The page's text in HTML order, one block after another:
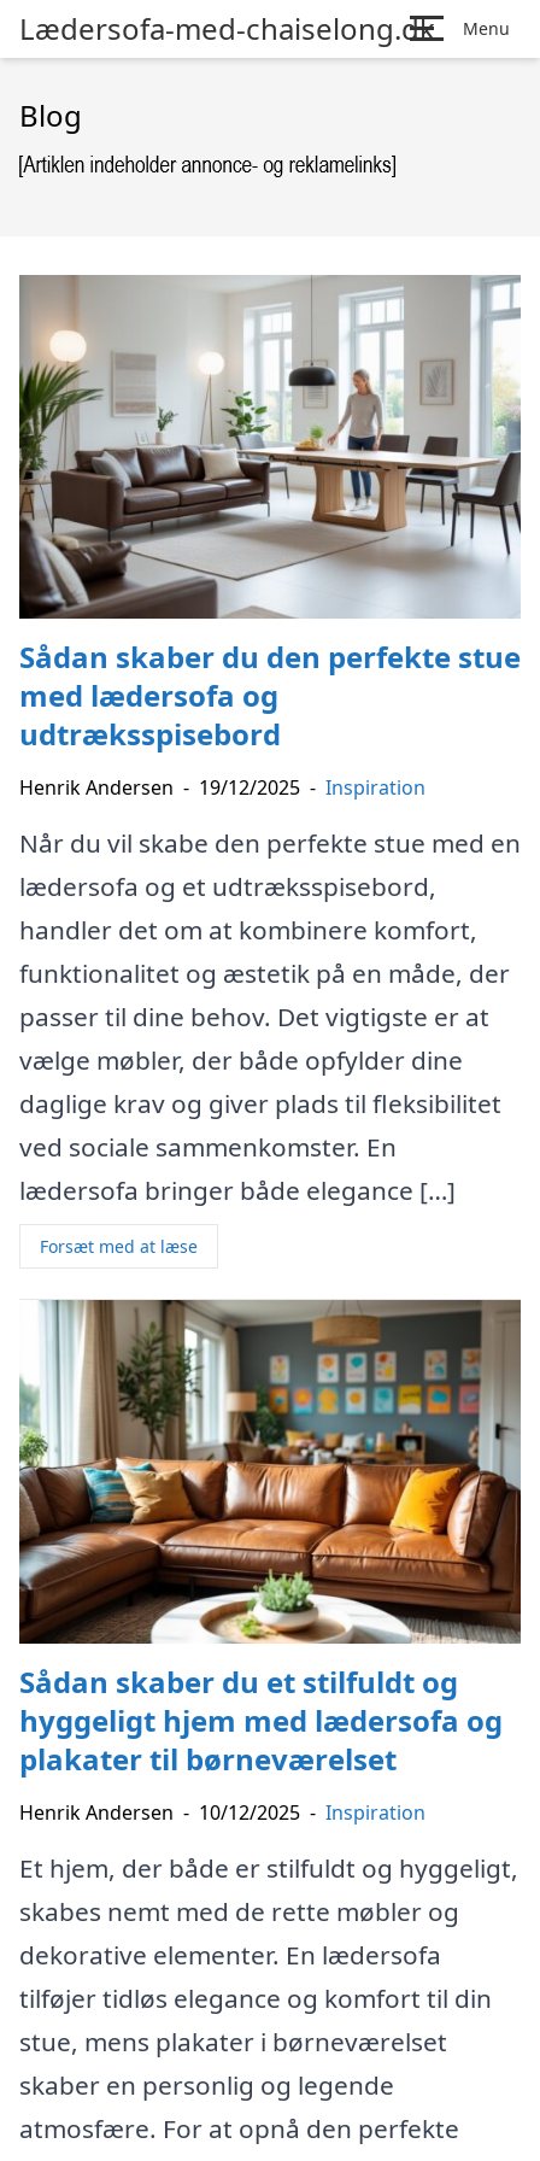
Lædersofa-med-chaiselong.dk Menu
Blog
Sådan skaber du den perfekte stue
med lædersofa og
udtræksspisebord
Henrik Andersen - 19/12/2025 - Inspiration
Når du vil skabe den perfekte stue med en
lædersofa og et udtræksspisebord,
handler det om at kombinere komfort,
funktionalitet og æstetik på en måde, der
passer til dine behov. Det vigtigste er at
vælge møbler, der både opfylder dine
daglige krav og giver plads til fleksibilitet
ved sociale sammenkomster. En
lædersofa bringer både elegance […]
Forsæt med at læse
Sådan skaber du et stilfuldt og
hyggeligt hjem med lædersofa og
plakater til børneværelset
Henrik Andersen - 10/12/2025 - Inspiration
Et hjem, der både er stilfuldt og hyggeligt,
skabes nemt med de rette møbler og
dekorative elementer. En lædersofa
tilføjer tidløs elegance og komfort til din
stue, mens plakater i børneværelset
skaber en personlig og legende
atmosfære. For at opnå den perfekte